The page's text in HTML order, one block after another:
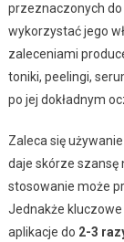
przeznaczonych
wykorzystać jego
zaleceniami
toniki, peelingi,
po jej dokładnym
Zaleca się
daje skórze szansę
stosowanie może
Jednakże
aplikacje do 2-3